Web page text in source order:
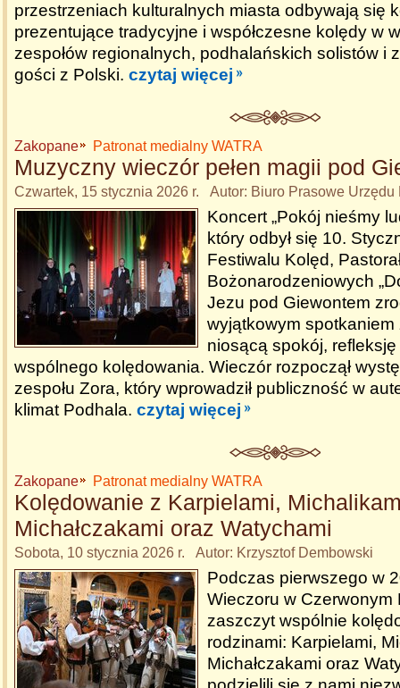
przestrzeniach kulturalnych miasta odbywają się
prezentujące tradycyjne i współczesne kolędy w
zespołów regionalnych, podhalańskich solistów i
gości z Polski. czytaj więcej
Zakopane Patronat medialny WATRA
Muzyczny wieczór pełen magii pod
Czwartek, 15 stycznia 2026 r. Autor: Biuro Prasowe Urzędu
Koncert „Pokój nieśmy
który odbył się 10.
Festiwalu Kolęd,
Bożonarodzeniowych
Jezu pod Giewontem
wyjątkowym spotkaniem
niosącą spokój,
wspólnego kolędowania. Wieczór rozpoczął
zespołu Zora, który wprowadził publiczność w
klimat Podhala. czytaj więcej
Zakopane Patronat medialny WATRA
Kolędowanie z Karpielami,
Michałczakami oraz Watychami
Sobota, 10 stycznia 2026 r. Autor: Krzysztof Dembowski
Podczas pierwszego w
Wieczoru w Czerwonym
zaszczyt wspólnie
rodzinami: Karpielami,
Michałczakami oraz